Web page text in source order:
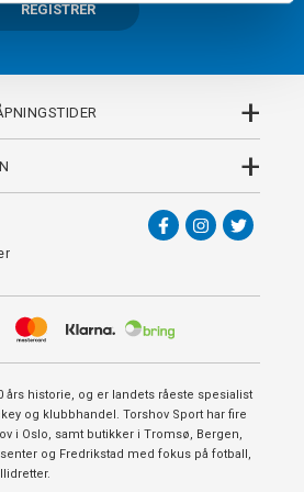
REGISTRER
+
+
års historie, og er landets råeste spesialist
og klubbhandel. Torshov Sport har fire
i Oslo, samt butikker i Tromsø, Bergen,
og Fredrikstad med fokus på fotball,